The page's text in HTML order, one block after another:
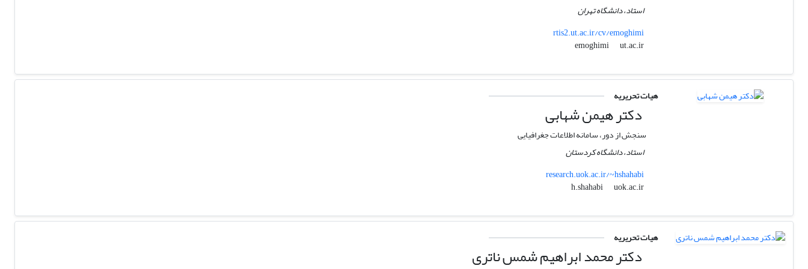
استاد، دانشگاه تهران
rtis2.ut.ac.ir/cv/emoghimi
emoghimi
ut.ac.ir
هیات تحریریه
دکتر هیمن شهابی
سنجش از دور، سامانه اطلاعات جغرافیایی
استاد، دانشگاه کردستان
research.uok.ac.ir/~hshahabi
h.shahabi
uok.ac.ir
هیات تحریریه
دکتر محمد ابراهیم شمس ناتری